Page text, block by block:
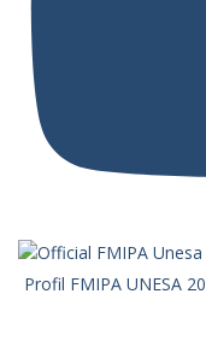
Profil FMIPA UNESA